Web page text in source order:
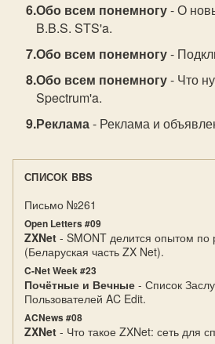
Обо всем понемногу- О
B.B.S. STS'a.
Обо всем понемногу-
Обо всем понемногу- Что
Spectrum'a.
Реклама- Реклама и
СПИСОК BBS
Письмо №261
Open Letters #09
ZXNet - SMONT делится опытом по
(Беларуская часть ZX Net).
C-Net Week #23
Почётные и Вечные - Список
Пользователей AC Edit.
ACNews #08
ZXNet - Что такое ZXNet: сеть для